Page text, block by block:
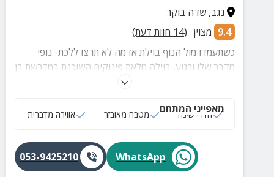
נגב,שדה בוקר
9.4 מצוין (
14 חוות דעת)
כשתעמדו מול הנוף בוילת אדמה לא תרצו ללכת- נופי
מדבר שלו ורגוע, בוילה מלאת פינוקים השוכנת במדרשת בן
מאפייני המתחם
חדרי שינה מטבח מאובזר אווירה מדברית
WhatsApp
053-9425210